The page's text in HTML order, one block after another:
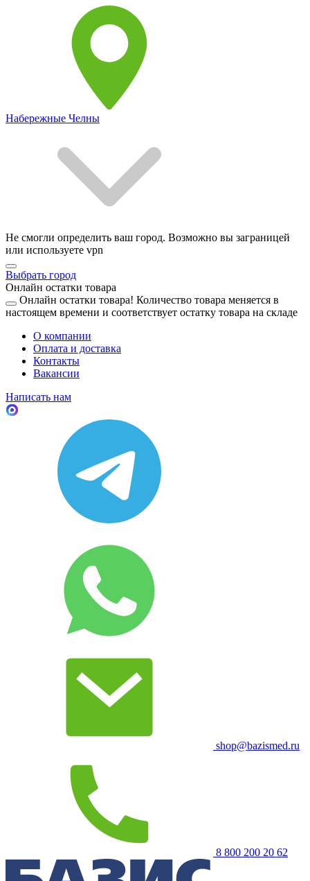
Набережные Челны
Не смогли определить ваш город. Возможно вы заграницей
или используете vpn
Выбрать город
Онлайн остатки товара
Онлайн остатки товара! Количество товара меняется в
настоящем времени и соответствует остатку товара на складе
О компании
Оплата и доставка
Контакты
Вакансии
Написать нам
shop@bazismed.ru
8 800 200 20 62